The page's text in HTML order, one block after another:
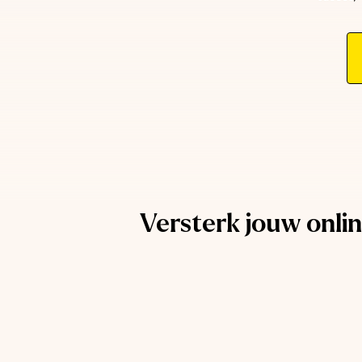
Laat marketingtaken zichzelf doen.
Versterk jouw